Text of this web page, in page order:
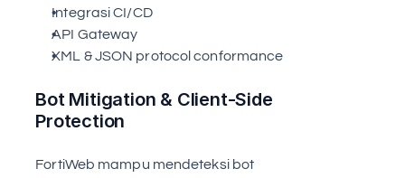
Integrasi CI/CD
API Gateway
XML & JSON protocol conformance
Bot Mitigation & Client-Side
Protection
FortiWeb mampu mendeteksi bot